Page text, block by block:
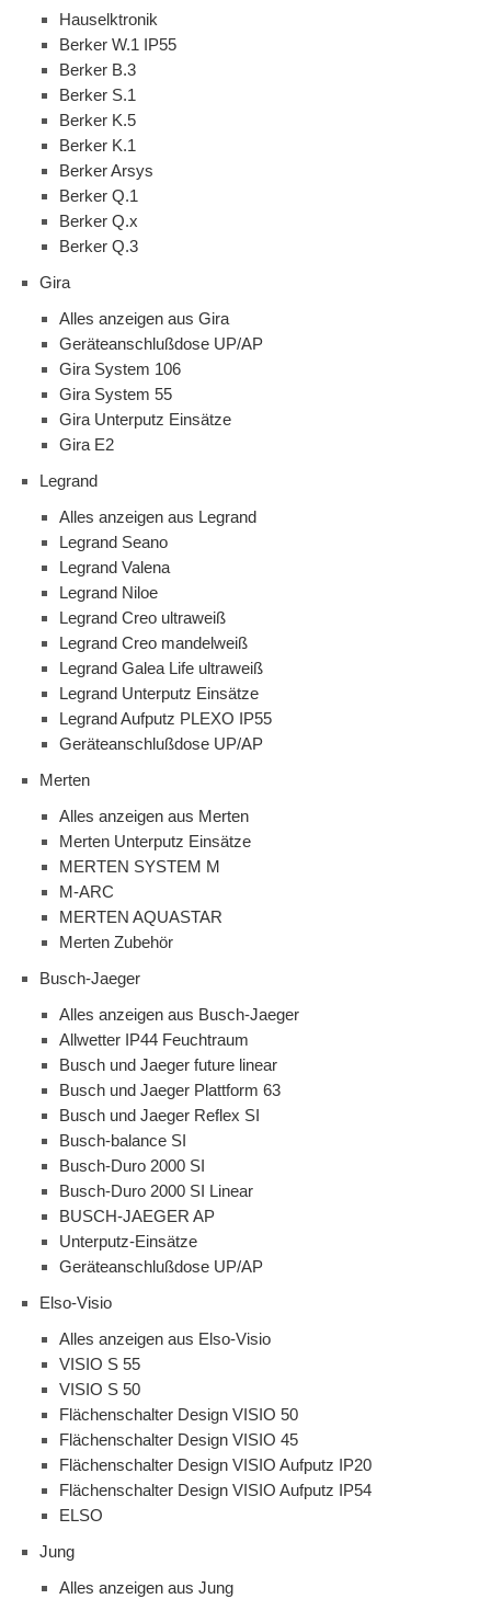
Hauselktronik
Berker W.1 IP55
Berker B.3
Berker S.1
Berker K.5
Berker K.1
Berker Arsys
Berker Q.1
Berker Q.x
Berker Q.3
Gira
Alles anzeigen aus Gira
Geräteanschlußdose UP/AP
Gira System 106
Gira System 55
Gira Unterputz Einsätze
Gira E2
Legrand
Alles anzeigen aus Legrand
Legrand Seano
Legrand Valena
Legrand Niloe
Legrand Creo ultraweiß
Legrand Creo mandelweiß
Legrand Galea Life ultraweiß
Legrand Unterputz Einsätze
Legrand Aufputz PLEXO IP55
Geräteanschlußdose UP/AP
Merten
Alles anzeigen aus Merten
Merten Unterputz Einsätze
MERTEN SYSTEM M
M-ARC
MERTEN AQUASTAR
Merten Zubehör
Busch-Jaeger
Alles anzeigen aus Busch-Jaeger
Allwetter IP44 Feuchtraum
Busch und Jaeger future linear
Busch und Jaeger Plattform 63
Busch und Jaeger Reflex SI
Busch-balance SI
Busch-Duro 2000 SI
Busch-Duro 2000 SI Linear
BUSCH-JAEGER AP
Unterputz-Einsätze
Geräteanschlußdose UP/AP
Elso-Visio
Alles anzeigen aus Elso-Visio
VISIO S 55
VISIO S 50
Flächenschalter Design VISIO 50
Flächenschalter Design VISIO 45
Flächenschalter Design VISIO Aufputz IP20
Flächenschalter Design VISIO Aufputz IP54
ELSO
Jung
Alles anzeigen aus Jung